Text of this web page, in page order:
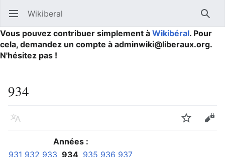
Ouvrir le menu principal Wikiberal
Vous pouvez contribuer simplement à Wikibéral. Pour
cela, demandez un compte à adminwiki@liberaux.org.
N'hésitez pas !
934
Langue Suivre
Années :
931 932 933 934 935 936 937